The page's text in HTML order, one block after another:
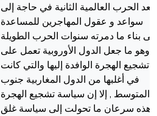
بعد الحرب العالمية الثانية في حاجة إلى
سواعد و عقول المهاجرين للمساعدة
بناء ما دمرته سنوات الحرب الطويلة
وهو ما جعل الدول الأوروبية تعمل على
تشجيع الهجرة الوافدة إليها والتي كانت
في أغلبها من الدول المغاربية جنوب
المتوسط , إلا إن سياسة تشجيع الهجرة
هذه سرعان ما تحولت إلى سياسة غلق